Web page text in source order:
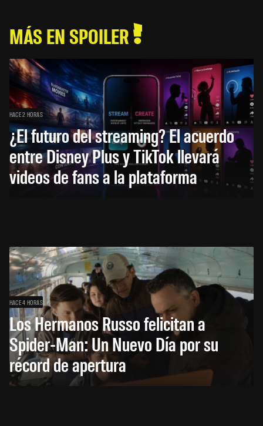
MÁS EN SPOILER
HACE 2 HORAS
¿El futuro del streaming? El acuerdo
entre Disney Plus y TikTok llevará
videos de fans a la plataforma
HACE 4 HORAS
Los Hermanos Russo felicitan a
Spider-Man: Un Nuevo Día por su
récord de apertura